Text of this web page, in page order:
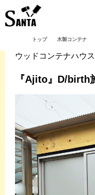
トップ 木製コンテナ
ウッドコンテナハウス
『Ajito』D/birth